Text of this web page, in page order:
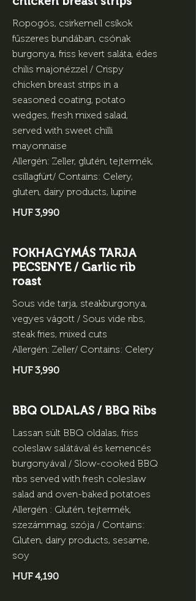
Ropogós, csirkemell csíkok
fűszeres bundában, csónak
burgonya, friss kevert saláta, édes
chilis majonézzel / Crispy
chicken breast strips in a
seasoned coating, potato
wedges, fresh mixed salad,
served with sweet chilli
mayonnaise
Allergén: Zeller, glutén, tejtermék,
csillagfürt/ Contains: Celery,
gluten, dairy products, lupine
HUF 3,990
FOKHAGYMÁS TARJA
PECSENYE / Garlic rib
roast
Sous vide tarja, steakburgonya,
vegyes vágott / Sous vide ribs,
steak fries, mixed cuts
Allergén: Zeller/ Contains: Celery
HUF 3,990
BBQ OLDALAS / BBQ Ribs
Lassan sült BBQ oldalas, friss
coleslaw salátával és kemencés
burgonyával / Slow-cooked BBQ
ribs served with fresh coleslaw
salad and oven-baked potatoes
Allergén : Glutén, tejtermék,
szezámmag, szója / Contains:
Gluten, dairy products, sesame,
soy
HUF 4,190